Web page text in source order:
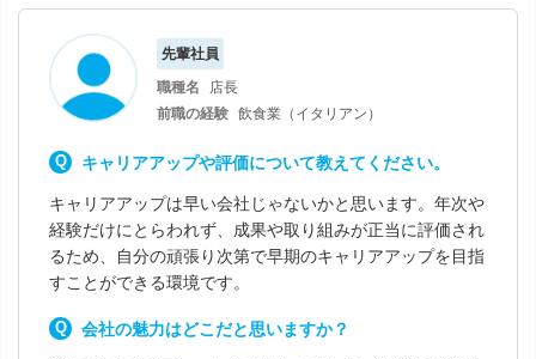
先輩社員
職種名
店長
前職の経験 飲食業（イタリアン）
キャリアアップや評価について教えてください。
キャリアアップは早い会社じゃないかと思います。年次や
経験だけにとらわれず、成果や取り組みが正当に評価され
るため、自分の頑張り次第で早期のキャリアアップを目指
すことができる環境です。
会社の魅力はどこだと思いますか？